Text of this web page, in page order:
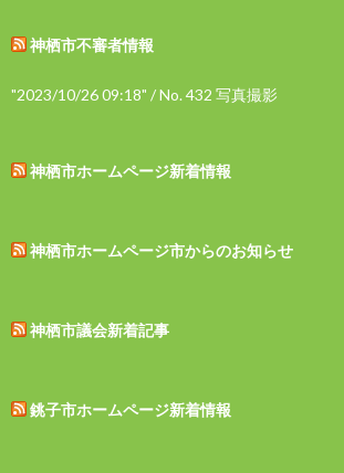
神栖市不審者情報
"2023/10/26 09:18" / No. 432 写真撮影
神栖市ホームページ新着情報
神栖市ホームページ市からのお知らせ
神栖市議会新着記事
銚子市ホームページ新着情報